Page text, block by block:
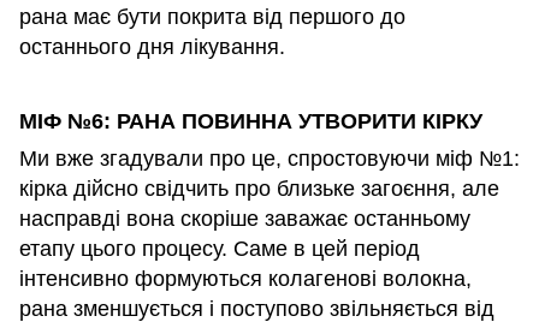
рана має бути покрита від першого до
останнього дня лікування.
МІФ №6: РАНА ПОВИННА УТВОРИТИ КІРКУ
Ми вже згадували про це, спростовуючи міф №1:
кірка дійсно свідчить про близьке загоєння, але
насправді вона скоріше заважає останньому
етапу цього процесу. Саме в цей період
інтенсивно формуються колагенові волокна,
рана зменшується і поступово звільняється від